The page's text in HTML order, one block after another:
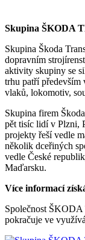
Skupina ŠKODA
Skupina Škoda
dopravním
aktivity skupiny se
trhu patří především
vlaků, lokomotiv,
Skupina firem
pět tisíc lidí v Plzni,
projekty řeší vedle
několik dceřiných
vedle České
Maďarsku.
Více informací
Společnost
pokračuje ve